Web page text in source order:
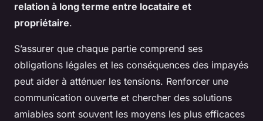
relation à long terme entre locataire et
propriétaire.
S’assurer que chaque partie comprend ses
obligations légales et les conséquences des impayés
peut aider à atténuer les tensions. Renforcer une
communication ouverte et chercher des solutions
amiables sont souvent les moyens les plus efficaces